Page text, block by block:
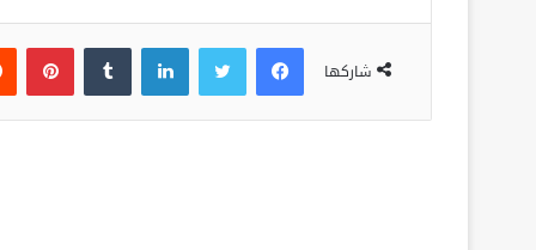
شاركها
فيسبوك لينكدإن بينتيريست